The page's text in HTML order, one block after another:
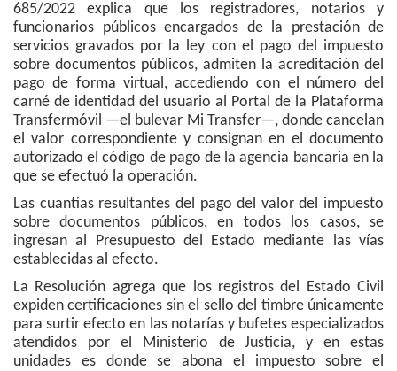
685/2022 explica que los registradores, notarios y
funcionarios públicos encargados de la prestación de
servicios gravados por la ley con el pago del impuesto
sobre documentos públicos, admiten la acreditación del
pago de forma virtual, accediendo con el número del
carné de identidad del usuario al Portal de la Plataforma
Transfermóvil —el bulevar Mi Transfer—, donde cancelan
el valor correspondiente y consignan en el documento
autorizado el código de pago de la agencia bancaria en la
que se efectuó la operación.
Las cuantías resultantes del pago del valor del impuesto
sobre documentos públicos, en todos los casos, se
ingresan al Presupuesto del Estado mediante las vías
establecidas al efecto.
La Resolución agrega que los registros del Estado Civil
expiden certificaciones sin el sello del timbre únicamente
para surtir efecto en las notarías y bufetes especializados
atendidos por el Ministerio de Justicia, y en estas
unidades es donde se abona el impuesto sobre el